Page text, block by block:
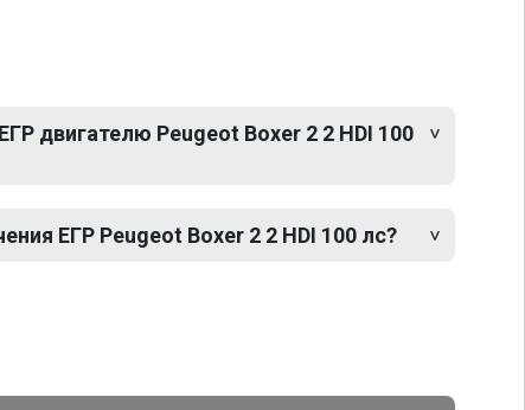
двигателю Peugeot Boxer 2 2 HDI 100
ЕГР Peugeot Boxer 2 2 HDI 100 лс?